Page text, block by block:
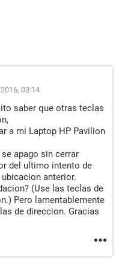
03:14
saber que otras teclas
a mi Laptop HP Pavilion
apago sin cerrar
del ultimo intento de
anterior.
(Use las teclas de
Pero lamentablemente
de direccion. Gracias